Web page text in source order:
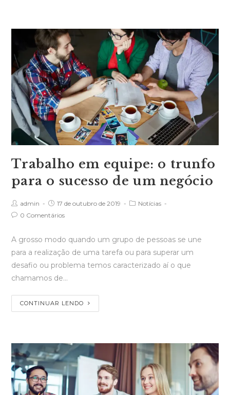
Trabalho em equipe: o trunfo
para o sucesso de um negócio
admin 17 de outubro de 2019
Notícias
0 Comentários
A grosso modo quando um grupo de pessoas se une
para a realização de uma tarefa ou para superar um
desafio ou problema temos caracterizado aí o que
chamamos de…
CONTINUAR LENDO